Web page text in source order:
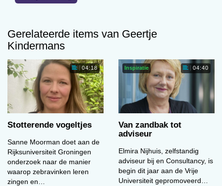
Gerelateerde items van Geertje
Kindermans
04:18
Stotterende vogeltjes
Sanne Moorman doet aan de
Rijksuniversiteit Groningen
onderzoek naar de manier
waarop zebravinken leren
zingen en…
Inspiratie 04:40
Van zandbak tot
adviseur
Elmira Nijhuis, zelfstandig
adviseur bij en Consultancy, is
begin dit jaar aan de Vrije
Universiteit gepromoveerd…